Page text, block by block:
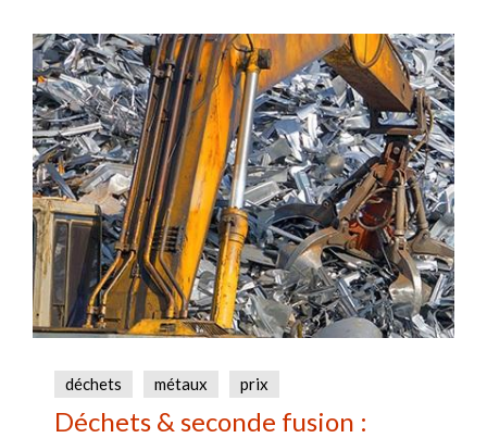
déchets métaux prix
Déchets & seconde fusion :